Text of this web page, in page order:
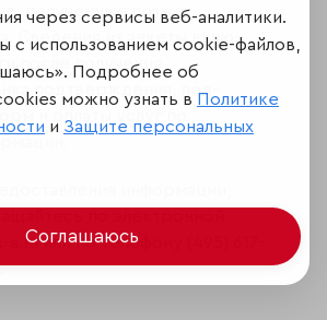
полученные позже
Сведения из анкеты вклю­
после получения
подтверждения, под­
и оплаты услуг по
по электронной
a.ru или по телефону (495) 617-
через сервисы веб-аналитики.
с использованием cookie-файлов,
Подробнее об
можно узнать в Политике
и Защите персональных
Соглашаюсь